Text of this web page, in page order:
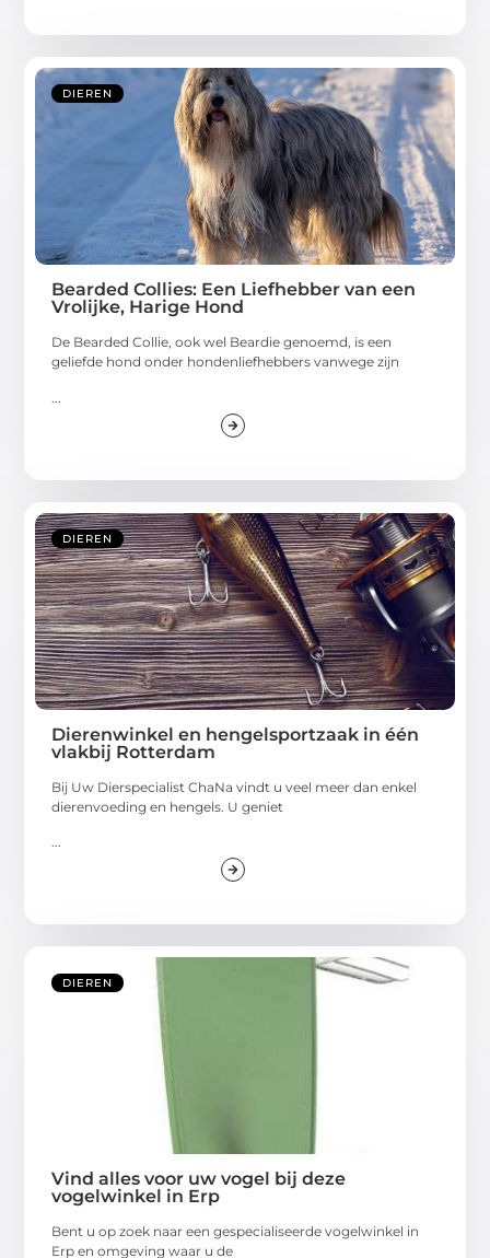
DIEREN
Bearded Collies: Een Liefhebber van een
Vrolijke, Harige Hond
De Bearded Collie, ook wel Beardie genoemd, is een
geliefde hond onder hondenliefhebbers vanwege zijn
DIEREN
Dierenwinkel en hengelsportzaak in één
vlakbij Rotterdam
Bij Uw Dierspecialist ChaNa vindt u veel meer dan enkel
dierenvoeding en hengels. U geniet
DIEREN
Vind alles voor uw vogel bij deze
vogelwinkel in Erp
Bent u op zoek naar een gespecialiseerde vogelwinkel in
Erp en omgeving waar u de